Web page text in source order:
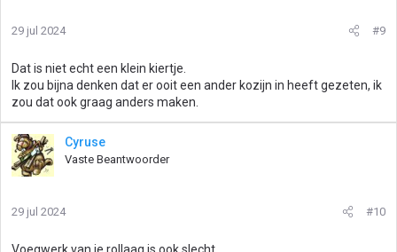
29 jul 2024 #9
Dat is niet echt een klein kiertje.
Ik zou bijna denken dat er ooit een ander kozijn in heeft gezeten, ik
zou dat ook graag anders maken.
Cyruse
Vaste Beantwoorder
29 jul 2024 #10